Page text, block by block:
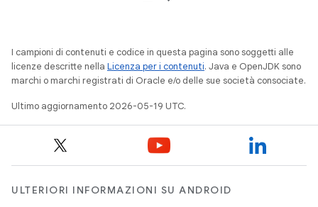
I campioni di contenuti e codice in questa pagina sono soggetti alle
licenze descritte nella Licenza per i contenuti. Java e OpenJDK sono
marchi o marchi registrati di Oracle e/o delle sue società consociate.
Ultimo aggiornamento 2026-05-19 UTC.
ULTERIORI INFORMAZIONI SU ANDROID